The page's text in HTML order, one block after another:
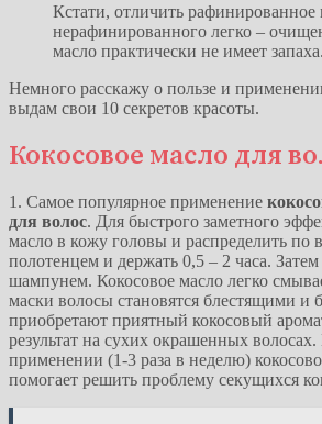
Кстати, отличить рафинированное
нерафинированного легко –
масло практически не имеет запаха.
Немного расскажу о пользе и
выдам свои 10 секретов красоты.
Кокосовое масло для
1. Самое популярное применение
для волос. Для быстрого заметного
масло в кожу головы и распределить по
полотенцем и держать 0,5 – 2 часа.
шампунем. Кокосовое масло легко
маски волосы становятся блестящими и
приобретают приятный кокосовый
результат на сухих окрашенных
применении (1-3 раза в неделю)
помогает решить проблему секущихся